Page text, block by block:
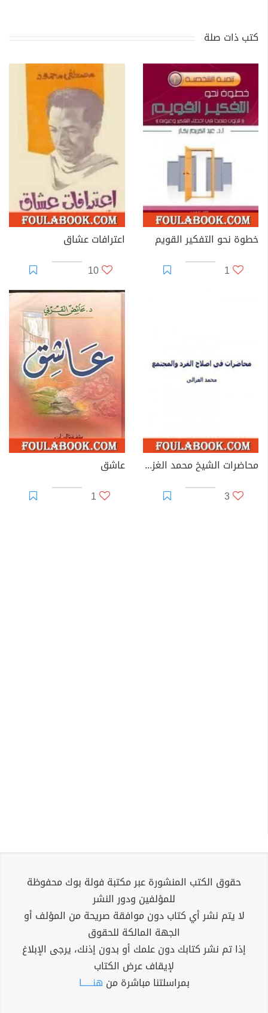
كتب ذات صلة
خطوة نحو التفكير القويم
1
اعترافات عشاق
10
محاضرات الشيخ محمد الغزالي في اصلاح الفرد و المجتمع
3
عاشق
1
حقوق الكتب المنشورة عبر مكتبة فولة بوك محفوظة
للمؤلفين ودور النشر
لا يتم نشر أي كتاب دون موافقة صريحة من المؤلف أو
الجهة المالكة للحقوق
إذا تم نشر كتابك دون علمك أو بدون إذنك، يرجى الإبلاغ
لإيقاف عرض الكتاب
بمراسلتنا مباشرة من هنــــــا